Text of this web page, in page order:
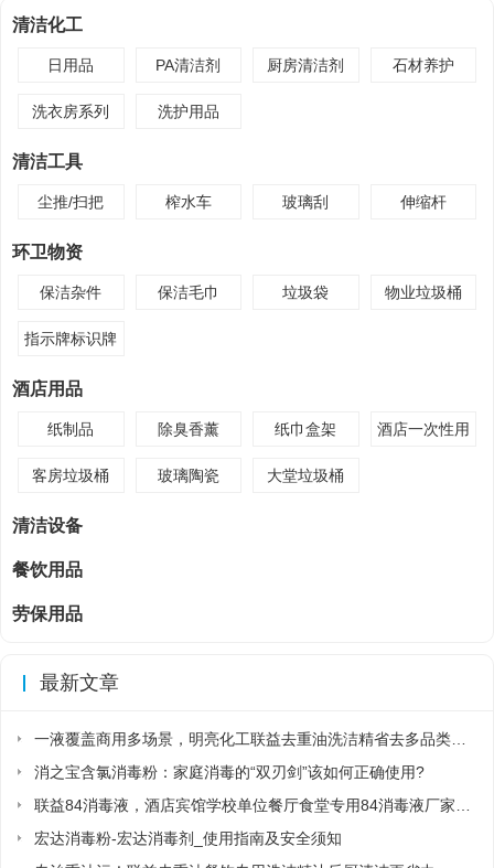
清洁化工
日用品 PA清洁剂 厨房清洁剂 石材养护
洗衣房系列 洗护用品
清洁工具
尘推/扫把 榨水车 玻璃刮 伸缩杆
环卫物资
保洁杂件 保洁毛巾 垃圾袋 物业垃圾桶
指示牌标识牌
酒店用品
纸制品 除臭香薰 纸巾盒架
酒店一次性用
客房垃圾桶 玻璃陶瓷 大堂垃圾桶
清洁设备
餐饮用品
劳保用品
最新文章
消之宝含氯消毒粉：家庭消毒的“双刃剑”该如何正确使用?
宏达消毒粉-宏达消毒剂_使用指南及安全须知